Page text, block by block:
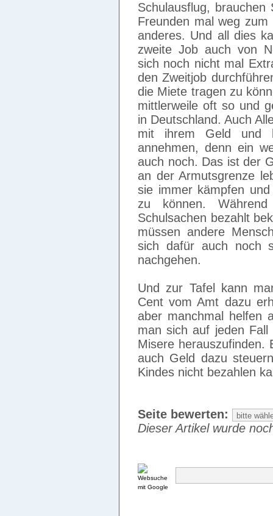
Schulausflug,
Freunden mal weg
anderes. Und all dies
zweite Job auch von
sich noch nicht mal
den Zweitjob
die Miete tragen zu
mittlerweile oft so und
in Deutschland. Auch
mit ihrem Geld und
annehmen, denn ein
auch noch. Das ist der
an der Armutsgrenze
sie immer kämpfen
zu können.
Schulsachen bezahlt
müssen andere
sich dafür auch noch
nachgehen.
Und zur Tafel kann
Cent vom Amt dazu
aber manchmal helfen
man sich auf jeden
Misere herauszufinden.
auch Geld dazu
Kindes nicht bezahlen
Seite bewerten:
Dieser Artikel wurde